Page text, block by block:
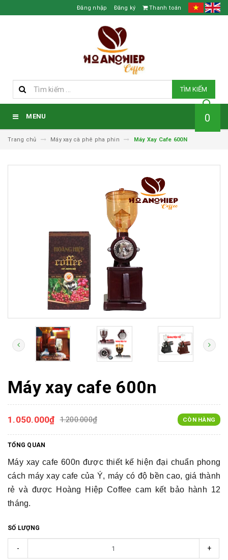
Đăng nhập Đăng ký Thanh toán
TÌM KIẾM
MENU 0
Trang chủ Máy xay cà phê pha phin Máy Xay Cafe 600N
Máy xay cafe 600n
1.050.000₫ 1.200.000₫ CÒN HÀNG
TỔNG QUAN
Máy xay cafe 600n được thiết kế hiện đại chuẩn phong
cách máy xay cafe của Ý, máy có độ bền cao, giá thành
rẻ và được Hoàng Hiệp Coffee cam kết bảo hành 12
tháng.
SỐ LƯỢNG
- +